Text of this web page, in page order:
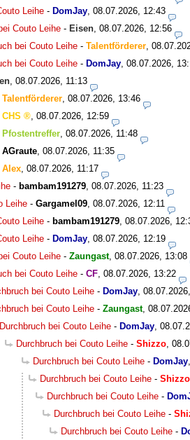
Leihe - DomJay, 08.07.2026, 12:43
Couto Leihe - Eisen, 08.07.2026, 12:56
bei Couto Leihe - Talentförderer,
bei Couto Leihe - DomJay, 08.07.2026,
, 08.07.2026, 11:13
Talentförderer, 08.07.2026, 13:46
CHS , 08.07.2026, 12:59
Pfostentreffer, 08.07.2026, 11:48
AGraute, 08.07.2026, 11:35
Alex, 08.07.2026, 11:17
- bambam191279, 08.07.2026, 11:23
Leihe - Gargamel09, 08.07.2026, 12:11
Leihe - bambam191279, 08.07.2026,
Leihe - DomJay, 08.07.2026, 12:19
Couto Leihe - Zaungast, 08.07.2026, 13:08
bei Couto Leihe - CF, 08.07.2026, 13:22
bei Couto Leihe - DomJay,
bei Couto Leihe - Zaungast,
Durchbruch bei Couto Leihe - DomJay,
Durchbruch bei Couto Leihe - Shizzo,
Durchbruch bei Couto Leihe - DomJay,
Durchbruch bei Couto Leihe - Shizzo
Durchbruch bei Couto Leihe -
Durchbruch bei Couto Leihe -
Durchbruch bei Couto Leihe -